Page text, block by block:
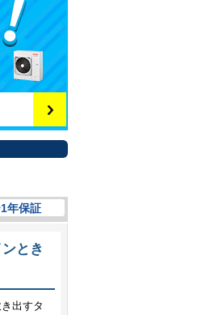
年保証
とき
出すタ